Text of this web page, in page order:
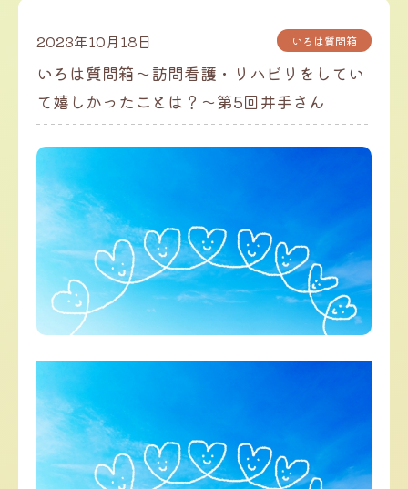
2023年10月18日 いろは質問箱
いろは質問箱～訪問看護・リハビリをしてい
て嬉しかったことは？～第5回井手さん